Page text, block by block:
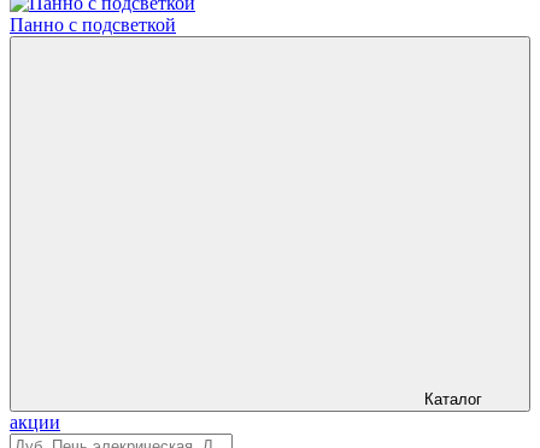
Панно с подсветкой
Каталог
акции